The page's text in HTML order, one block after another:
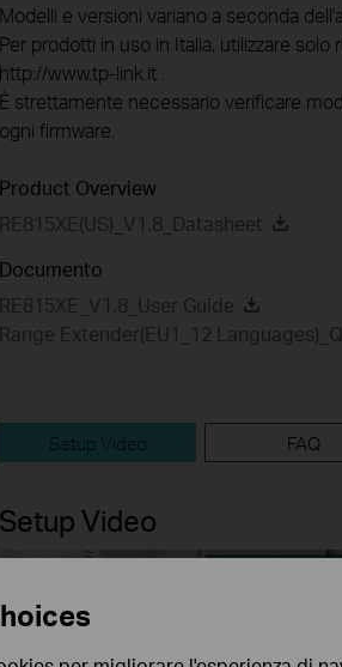
Modelli e versioni variano a seconda
Per prodotti in uso in Italia, utilizzare
http://www.tp-link.it .
È strettamente necessario verificare
ogni firmware.
Product Overview
RE815XE(US)_V1.8_Datasheet
Documento
RE815XE_V1.8_User Guide
Range Extender(EU1_12
Setup Video FAQ
Setup Video